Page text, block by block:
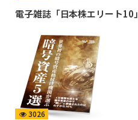
電子雑誌「日本株エリート10」
3026